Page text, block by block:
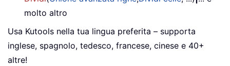
molto altro
Usa Kutools nella tua lingua preferita – supporta
inglese, spagnolo, tedesco, francese, cinese e 40+
altre!